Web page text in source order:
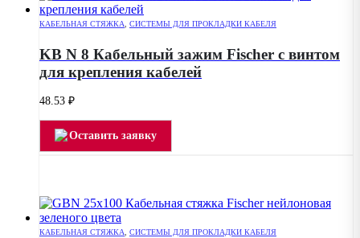
КАБЕЛЬНАЯ СТЯЖКА СИСТЕМЫ ДЛЯ ПРОКЛАДКИ КАБЕЛЯ
KB N 8 Кабельный зажим Fischer с винтом
для крепления кабелей
48.53 ₽
Оставить заявку
КАБЕЛЬНАЯ СТЯЖКА, СИСТЕМЫ ДЛЯ ПРОКЛАДКИ КАБЕЛЯ